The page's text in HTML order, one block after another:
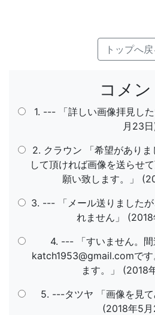
トップへ戻
コメン
1. --- 「詳しい画像拝見し
月23日
2. クラウン 「希望があり
して頂ければ画像を送らせ
願い致します。」
3. --- 「メール送りました
れません」
4. --- 「すいません。間
katch1953@gmail.comです
ます。」 (2018
5. ---タツヤ 「画像を見て
(2018年5